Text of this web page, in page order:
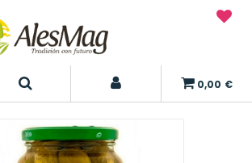
0,00 €